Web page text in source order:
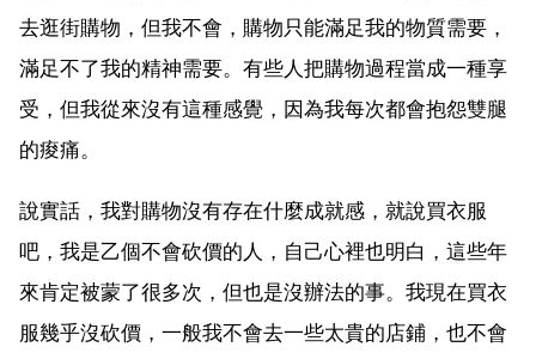
去逛街購物，但我不會，購物只能滿足我的物質需要，
滿足不了我的精神需要。有些人把購物過程當成一種享
受，但我從來沒有這種感覺，因為我每次都會抱怨雙腿
的痠痛。
說實話，我對購物沒有存在什麼成就感，就說買衣服
吧，我是乙個不會砍價的人，自己心裡也明白，這些年
來肯定被蒙了很多次，但也是沒辦法的事。我現在買衣
服幾乎沒砍價，一般我不會去一些太貴的店鋪，也不會